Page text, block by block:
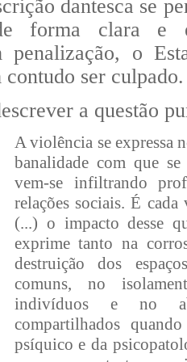
dantesca se
forma clara e
penalização, o
ser culpado.
a questão
A violência se expressa
banalidade com que
vem-se infiltrando
relações sociais. É
(...) o impacto desse
exprime tanto na
destruição dos
comuns, no
indivíduos e no
compartilhados
psíquico e da